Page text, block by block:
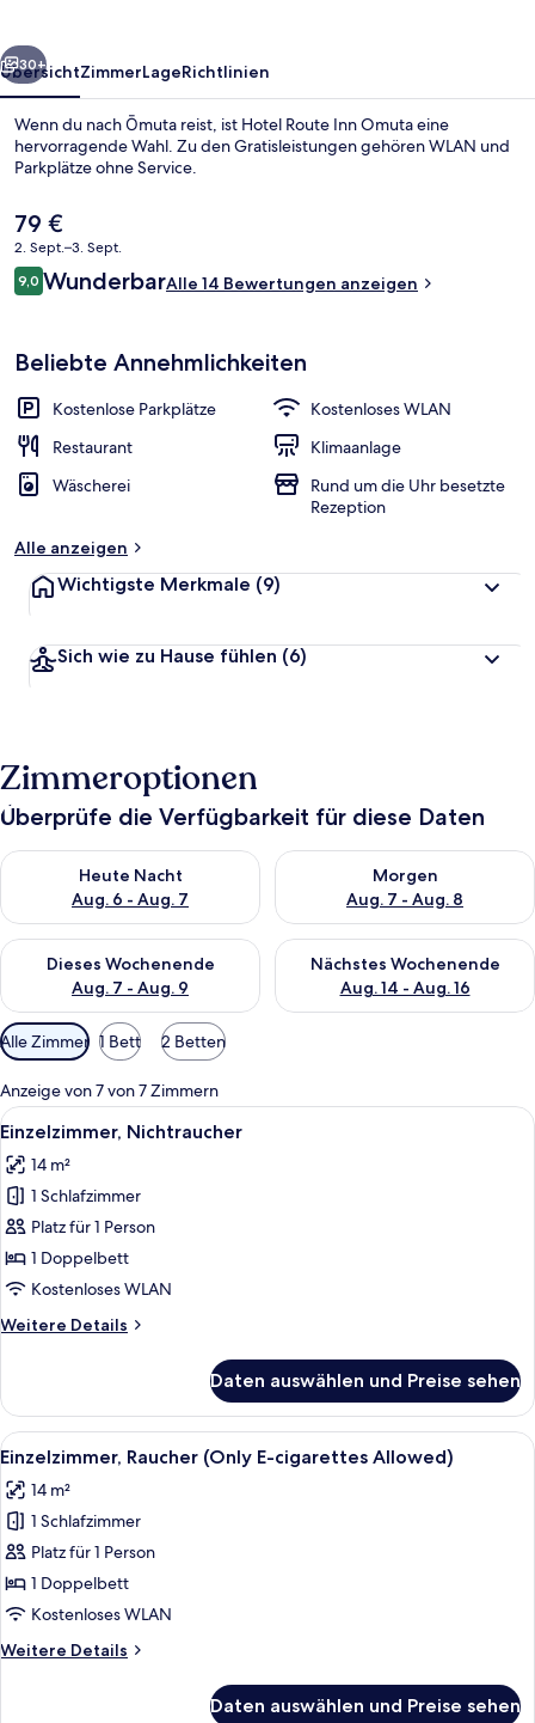
Weiter
30+
ÜbersichtZimmerLageRichtlinien
Wenn du nach Ōmuta reist, ist Hotel Route Inn Omuta eine
hervorragende Wahl. Zu den Gratisleistungen gehören WLAN und
Parkplätze ohne Service.
Der
aktuelle
Preis
beträgt
79 €
2. Sept.–3. Sept.
Bewertungen
9,09,0 von 10.
WunderbarAlle 14 Bewertungen anzeigen
Beliebte Annehmlichkeiten
Kostenlose Parkplätze
Kostenloses WLAN
Restaurant
Klimaanlage
Wäscherei
Rund um die Uhr besetzte
Rezeption
Alle anzeigen
Wichtigste Merkmale (9)
Sich wie zu Hause fühlen (6)
Zimmeroptionen
Überprüfe die Verfügbarkeit für diese Daten
Heute Nacht
Aug. 6 - Aug. 7
Überprüfe die Verfügbarkeit für heute Nacht, Aug. 6 - Aug. 7.
Morgen
Aug. 7 - Aug. 8
Überprüfe die Verfügbarkeit
Dieses Wochenende
Aug. 7 - Aug. 9
Überprüfe die Verfügbarkeit für dieses Wochenende, Aug. 7
Nächstes Wochenende
Aug. 14 - Aug. 16
Überprüfe die Verfügbarkeit
Verfügbare
Filter
für
Zimmer
Alle Zimmer 1 Bett 2 Betten
Anzeige von 7 von 7 Zimmern
Alle
Fotos
für
Einzelzimmer,
Nichtraucher
anzeigen
Schreibtisch, laptopgeeigneter
2
Einzelzimmer, Nichtraucher
14 m²
1 Schlafzimmer
Platz für 1 Person
1 Doppelbett
Kostenloses WLAN
Weitere Details
Weitere
Nichtraucher
Daten auswählen und Preise sehen
Alle
Fotos
für
Einzelzimmer,
Raucher
(Only
E-
Allowed)
Schreibtisch, laptopgeeigneter
2
Einzelzimmer, Raucher (Only E-cigarettes Allowed)
14 m²
1 Schlafzimmer
Platz für 1 Person
1 Doppelbett
Kostenloses WLAN
Weitere Details
Weitere
Daten auswählen und Preise sehen